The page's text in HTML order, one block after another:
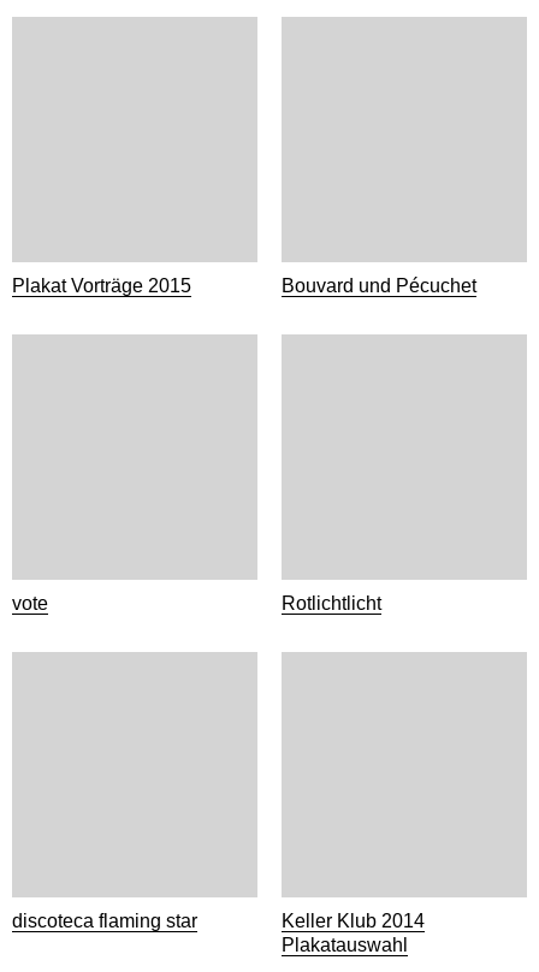
Plakat Vorträge 2015 Bouvard und Pécuchet
vote Rotlichtlicht
discoteca flaming star
Keller Klub 2014
Plakatauswahl